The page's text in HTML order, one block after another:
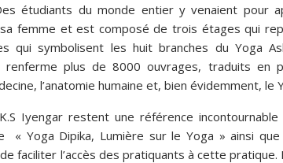
étudiants du monde entier y venaient pour
femme et est composé de trois étages qui
qui symbolisent les huit branches du Yoga
renferme plus de 8000 ouvrages, traduits en
l’anatomie humaine et, bien évidemment, le
Iyengar restent une référence incontournable
Yoga Dipika, Lumière sur le Yoga » ainsi
faciliter l’accès des pratiquants à cette pratique.